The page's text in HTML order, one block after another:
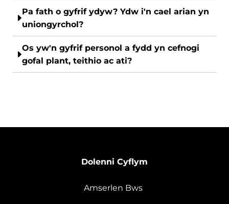
Pa fath o gyfrif ydyw? Ydw i'n cael arian yn
uniongyrchol?
Os yw'n gyfrif personol a fydd yn cefnogi
gofal plant, teithio ac ati?
Dolenni Cyflym
Amserlen Bws